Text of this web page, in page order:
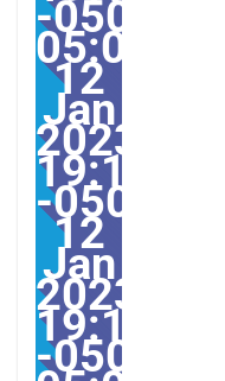
-0500-
12
Jan
2023
19:18:09
-
12
Jan
2023
19:18:09
-0500-